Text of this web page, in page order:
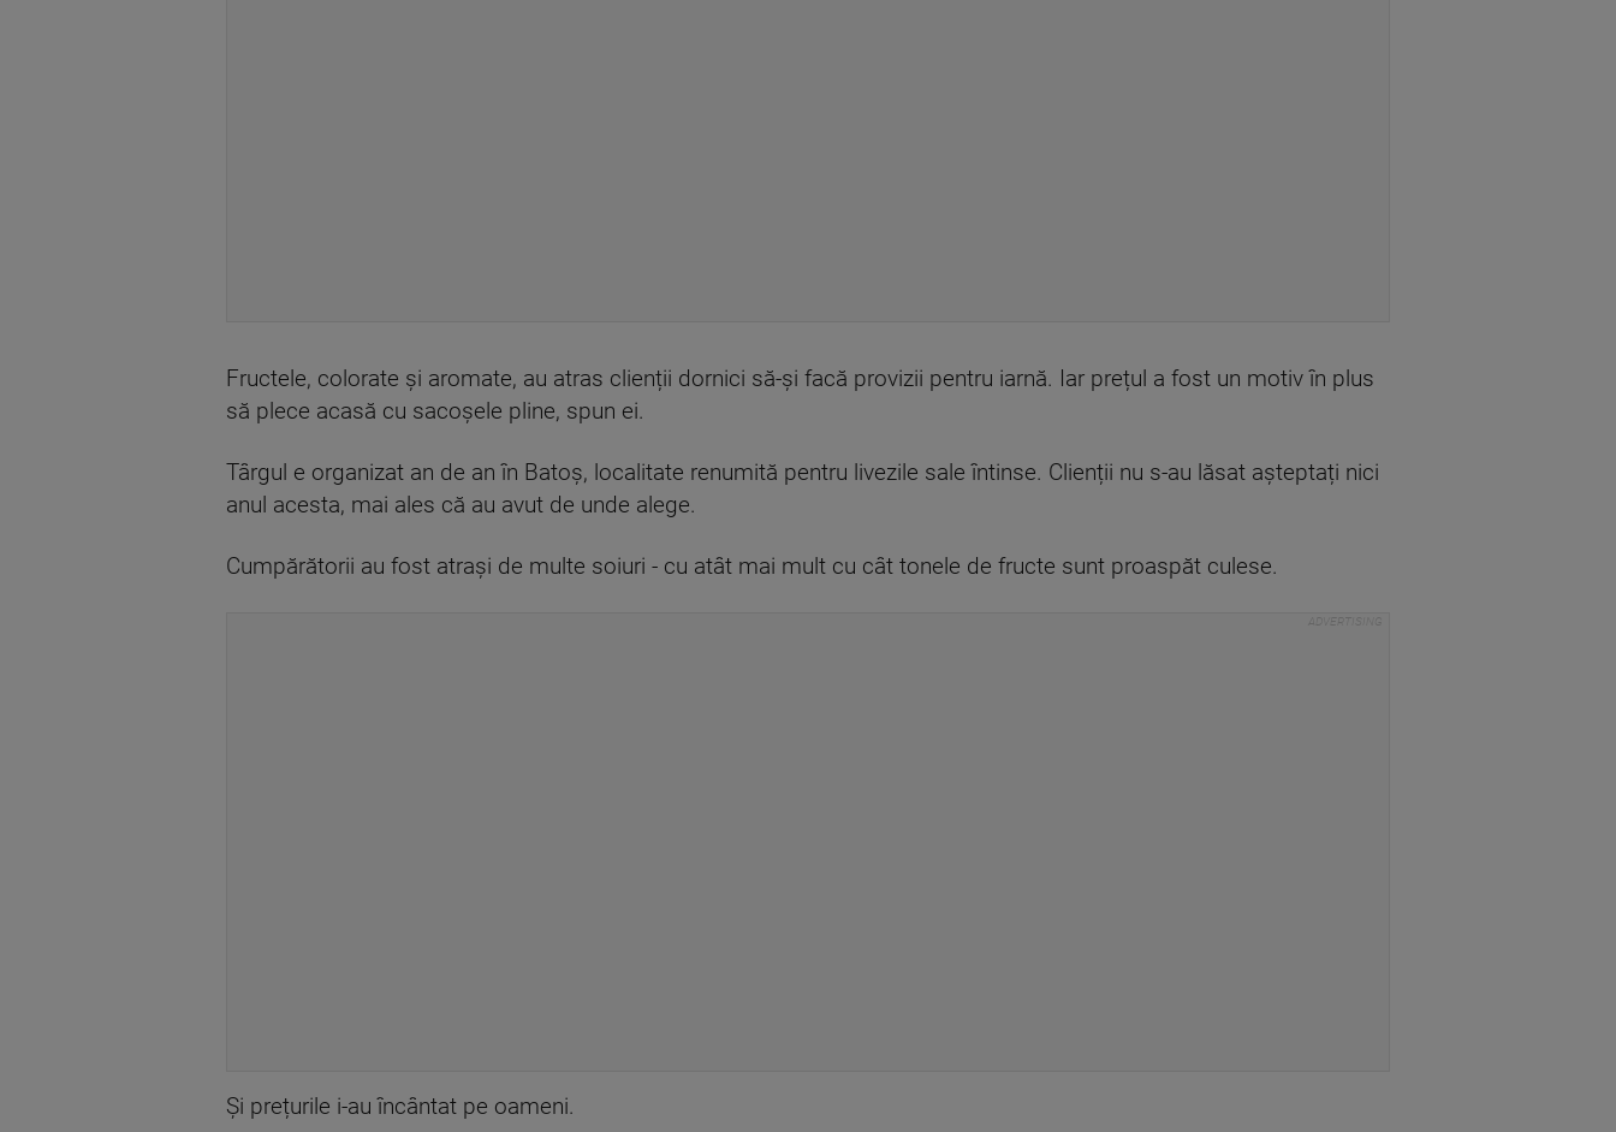
Fructele, colorate și aromate, au atras clienții dornici să-și facă provizii pentru iarnă. Iar prețul a fost un motiv în plus
să plece acasă cu sacoșele pline, spun ei.
Târgul e organizat an de an în Batoș, localitate renumită pentru livezile sale întinse. Clienții nu s-au lăsat așteptați nici
anul acesta, mai ales că au avut de unde alege.
Cumpărătorii au fost atrași de multe soiuri - cu atât mai mult cu cât tonele de fructe sunt proaspăt culese.
Și prețurile i-au încântat pe oameni.